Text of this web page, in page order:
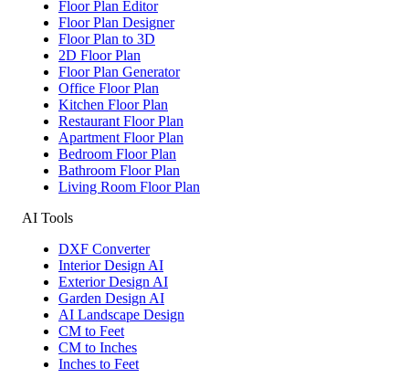
Floor Plan Editor
Floor Plan Designer
Floor Plan to 3D
2D Floor Plan
Floor Plan Generator
Office Floor Plan
Kitchen Floor Plan
Restaurant Floor Plan
Apartment Floor Plan
Bedroom Floor Plan
Bathroom Floor Plan
Living Room Floor Plan
AI Tools
DXF Converter
Interior Design AI
Exterior Design AI
Garden Design AI
AI Landscape Design
CM to Feet
CM to Inches
Inches to Feet